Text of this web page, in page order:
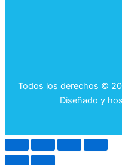
Todos los derechos ©
Diseñado y